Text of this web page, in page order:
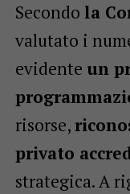
Secondo la
valutato i
evidente un
risorse,
privato
strategica. A